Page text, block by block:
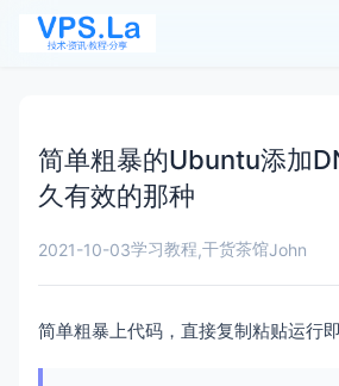
简单粗暴的Ubuntu添加
久有效的那种
2021-10-03学习教程,干货茶馆John
简单粗暴上代码，直接复制粘贴运行